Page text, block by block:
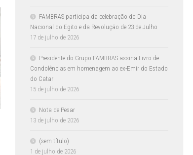
FAMBRAS participa da celebração do Dia
Nacional do Egito e da Revolução de 23 de Julho
17 de julho de 2026
Presidente do Grupo FAMBRAS assina Livro de
Condolências em homenagem ao ex-Emir do Estado
do Catar
15 de julho de 2026
Nota de Pesar
13 de julho de 2026
(sem título)
1 de julho de 2026